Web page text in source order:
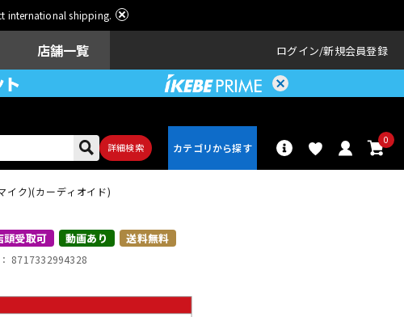
international shipping.
店舗一覧 ログイン 新規会員登録
詳細検索
0
ドラム
イク)(カーディオイド)
頭受取可 動画あり 送料無料
8717332994328